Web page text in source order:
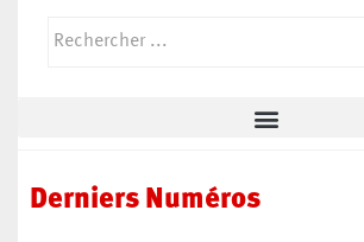
Derniers Numéros